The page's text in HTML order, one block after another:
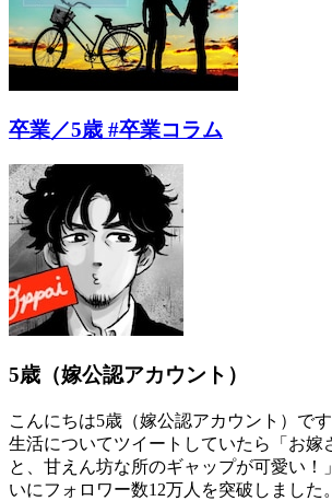
卒業／5歳 #卒業コラム
5歳（嫁公認アカウント）
こんにちは5歳（嫁公認アカウント）で
生活についてツイートしていたら「お嫁
と、甘えん坊な所のギャップが可愛い！
いにフォロワー数12万人を突破しました